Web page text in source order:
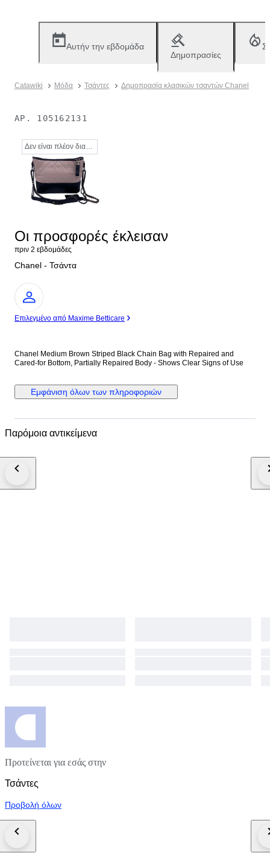
Αυτήν την εβδομάδα
Δημοπρασίες
Catawiki Μόδα Τσάντες Δημοπρασία κλασικών τσαντών Chanel
ΑΡ. 105162131
Δεν είναι πλέον διαθέσιμο
Οι προσφορές έκλεισαν
πριν 2 εβδομάδες
Chanel - Τσάντα
Ειδικός
Επιλεγμένο από Maxime Betticare
Chanel Medium Brown Striped Black Chain Bag with Repaired and
Cared-for Bottom, Partially Repaired Body - Shows Clear Signs of Use
Εμφάνιση όλων των πληροφοριών
Παρόμοια αντικείμενα
Προτείνεται για εσάς στην
Τσάντες
Προβολή όλων